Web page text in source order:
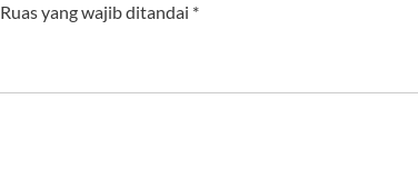
Ruas yang wajib ditandai *